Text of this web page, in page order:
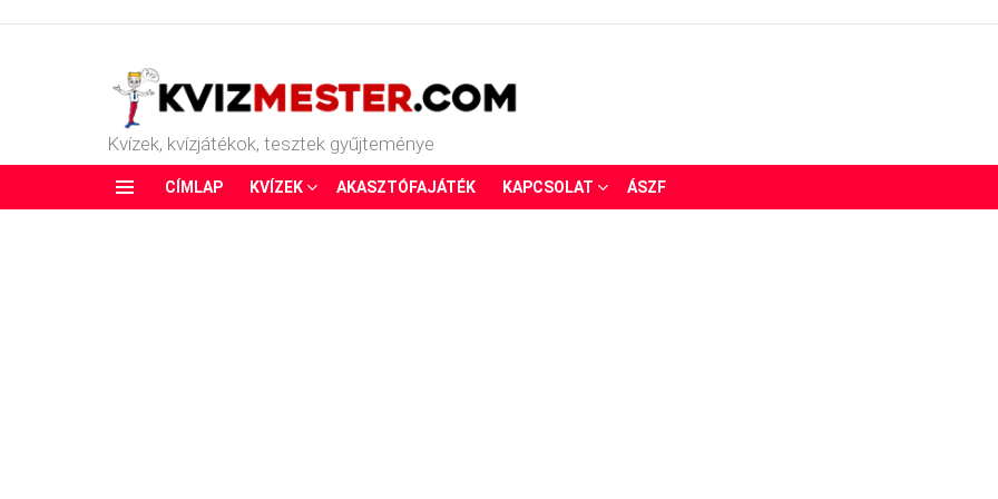
Kvízek, kvízjátékok, tesztek gyűjteménye
CÍMLAP KVÍZEK AKASZTÓFAJÁTÉK KAPCSOLAT ÁSZF